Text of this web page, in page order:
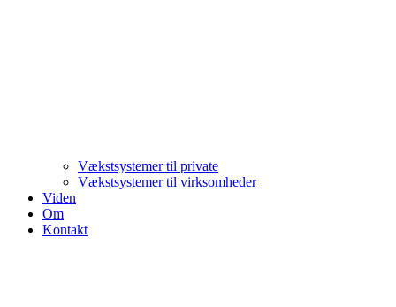
Vækstsystemer til private
Vækstsystemer til virksomheder
Viden
Om
Kontakt